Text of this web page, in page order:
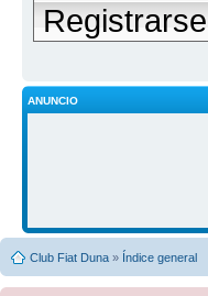
Registrarse
ANUNCIO
Club Fiat Duna » Índice general